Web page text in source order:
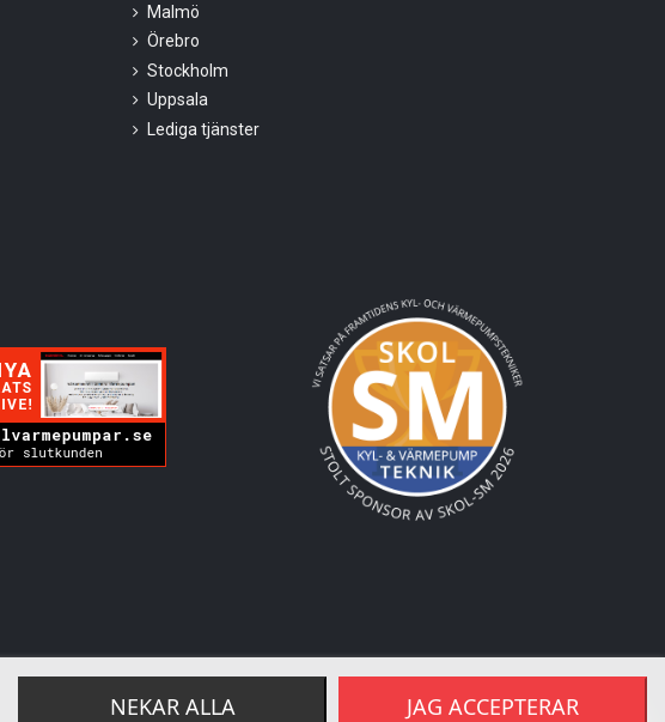
Malmö
Örebro
Stockholm
Uppsala
Lediga tjänster
NEKAR ALLA JAG ACCEPTERAR